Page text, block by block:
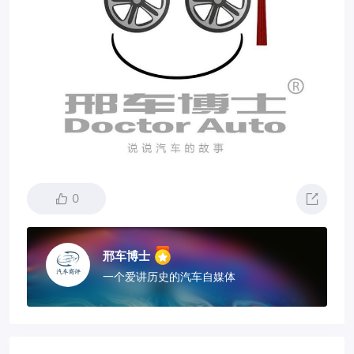
0
邢车博士
一个爱讲历史的汽车自媒体